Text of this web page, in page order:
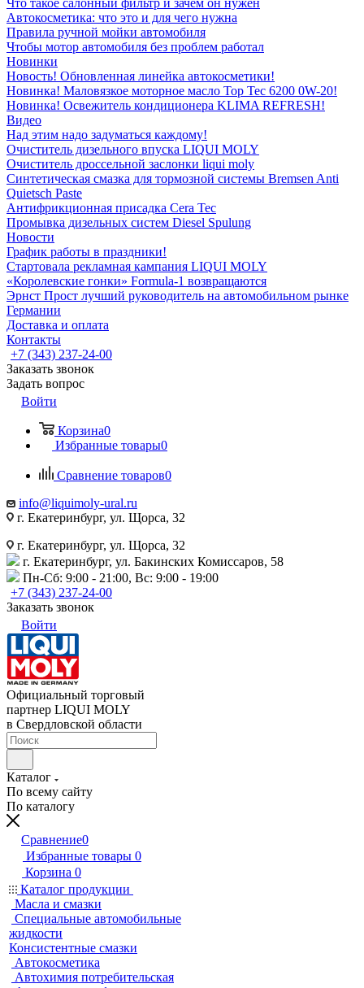
Что такое салонный фильтр и зачем он нужен
Автокосметика: что это и для чего нужна
Правила ручной мойки автомобиля
Чтобы мотор автомобиля без проблем работал
Новинки
Новость! Обновленная линейка автокосметики!
Новинка! Маловязкое моторное масло Top Tec 6200 0W-20!
Новинка! Освежитель кондиционера KLIMA REFRESH!
Видео
Над этим надо задуматься каждому!
Очиститель дизельного впуска LIQUI MOLY
Очиститель дроссельной заслонки liqui moly
Синтетическая смазка для тормозной системы Bremsen Anti
Quietsch Paste
Антифрикционная присадка Cera Tec
Промывка дизельных систем Diesel Spulung
Новости
График работы в праздники!
Стартовала рекламная кампания LIQUI MOLY
«Королевские гонки» Formula-1 возвращаются
Эрнст Прост лучший руководитель на автомобильном рынке
Германии
Доставка и оплата
Контакты
+7 (343) 237-24-00
Заказать звонок
Задать вопрос
Войти
Корзина0
Избранные товары0
Сравнение товаров0
info@liquimoly-ural.ru
г. Екатеринбург, ул. Щорса, 32
г. Екатеринбург, ул. Щорса, 32
г. Екатеринбург, ул. Бакинских Комиссаров, 58
Пн-Сб: 9:00 - 21:00, Вс: 9:00 - 19:00
+7 (343) 237-24-00
Заказать звонок
Войти
Официальный торговый
партнер LIQUI MOLY
в Свердловской области
Каталог
По всему сайту
По каталогу
Сравнение0
Избранные товары 0
Корзина 0
Каталог продукции
Масла и смазки
Специальные автомобильные
жидкости
Консистентные смазки
Автокосметика
Автохимия потребительская